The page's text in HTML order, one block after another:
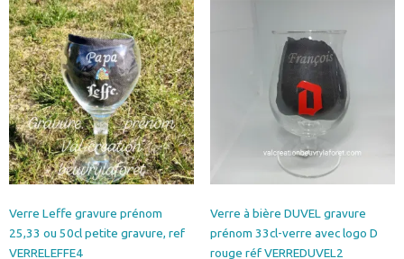
Verre Leffe gravure prénom
25,33 ou 50cl petite gravure, ref
VERRELEFFE4
Verre à bière DUVEL gravure
prénom 33cl-verre avec logo D
rouge réf VERREDUVEL2